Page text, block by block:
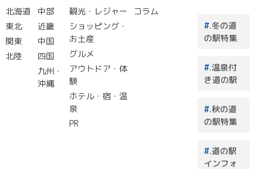
道の駅
２０
選 道
の駅で
買うも
のはこ
れで決
まり！
北海道
東北
関東
北陸
中部
近畿
中国
四国
九州・
沖縄
観光・レジャー
ショッピング・
お土産
グルメ
アウトドア・体
験
ホテル・宿・温
泉
PR
コラム
.冬の道
の駅特集
.温泉付
き道の駅
.秋の道
の駅特集
.道の駅
インフォ